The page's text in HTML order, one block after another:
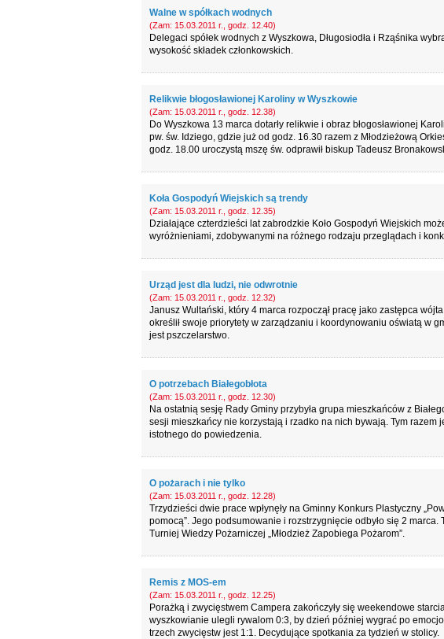
Walne w spółkach wodnych
(Zam: 15.03.2011 r., godz. 12.40)
Delegaci spółek wodnych z Wyszkowa, Długosiodła i Rząśnika
wysokość składek członkowskich.
Relikwie błogosławionej Karoliny w Wyszkowie
(Zam: 15.03.2011 r., godz. 12.38)
Do Wyszkowa 13 marca dotarły relikwie i obraz błogosławionej
pw. św. Idziego, gdzie już od godz. 16.30 razem z Młodzieżową
godz. 18.00 uroczystą mszę św. odprawił biskup Tadeusz
Koła Gospodyń Wiejskich są trendy
(Zam: 15.03.2011 r., godz. 12.35)
Działające czterdzieści lat zabrodzkie Koło Gospodyń Wiejskich
wyróżnieniami, zdobywanymi na różnego rodzaju przeglądach i
Urząd jest dla ludzi, nie odwrotnie
(Zam: 15.03.2011 r., godz. 12.32)
Janusz Wultański, który 4 marca rozpoczął pracę jako zastępca
określił swoje priorytety w zarządzaniu i koordynowaniu oświatą w
jest pszczelarstwo.
O potrzebach Białegobłota
(Zam: 15.03.2011 r., godz. 12.30)
Na ostatnią sesję Rady Gminy przybyła grupa mieszkańców z
sesji mieszkańcy nie korzystają i rzadko na nich bywają. Tym
istotnego do powiedzenia.
O pożarach i nie tylko
(Zam: 15.03.2011 r., godz. 12.28)
Trzydzieści dwie prace wpłynęły na Gminny Konkurs Plastyczny
pomocą”. Jego podsumowanie i rozstrzygnięcie odbyło się 2
Turniej Wiedzy Pożarniczej „Młodzież Zapobiega Pożarom”.
Remis z MOS-em
(Zam: 15.03.2011 r., godz. 12.25)
Porażką i zwycięstwem Campera zakończyły się weekendowe
wyszkowianie ulegli rywalom 0:3, by dzień później wygrać po
trzech zwycięstw jest 1:1. Decydujące spotkania za tydzień w stolicy.